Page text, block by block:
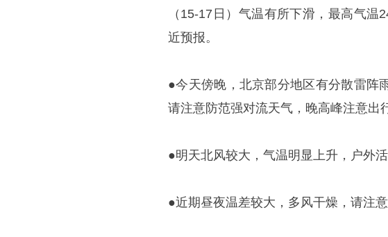
（15-17日）气温有所下滑，最高气
近预报。
●今天傍晚，北京部分地区有分散雷阵
请注意防范强对流天气，晚高峰注意出
●明天北风较大，气温明显上升，户外
●近期昼夜温差较大，多风干燥，请注